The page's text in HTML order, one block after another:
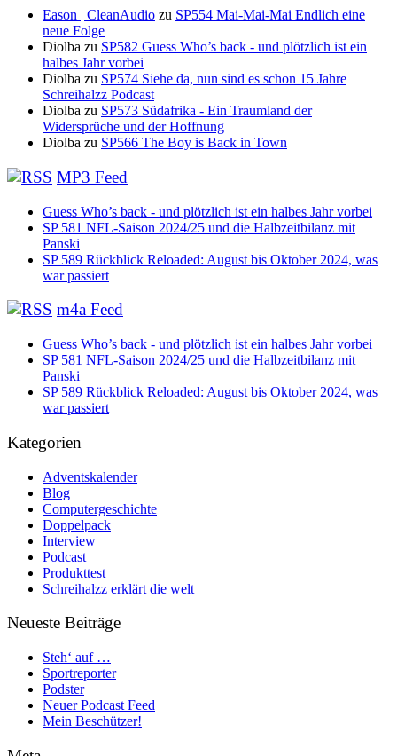
Eason | CleanAudio zu SP554 Mai-Mai-Mai Endlich eine
neue Folge
Diolba zu SP582 Guess Who’s back - und plötzlich ist ein
halbes Jahr vorbei
Diolba zu SP574 Siehe da, nun sind es schon 15 Jahre
Schreihalzz Podcast
Diolba zu SP573 Südafrika - Ein Traumland der
Widersprüche und der Hoffnung
Diolba zu SP566 The Boy is Back in Town
MP3 Feed
Guess Who’s back - und plötzlich ist ein halbes Jahr vorbei
SP 581 NFL-Saison 2024/25 und die Halbzeitbilanz mit
Panski
SP 589 Rückblick Reloaded: August bis Oktober 2024, was
war passiert
m4a Feed
Guess Who’s back - und plötzlich ist ein halbes Jahr vorbei
SP 581 NFL-Saison 2024/25 und die Halbzeitbilanz mit
Panski
SP 589 Rückblick Reloaded: August bis Oktober 2024, was
war passiert
Kategorien
Adventskalender
Blog
Computergeschichte
Doppelpack
Interview
Podcast
Produkttest
Schreihalzz erklärt die welt
Neueste Beiträge
Steh‘ auf …
Sportreporter
Podster
Neuer Podcast Feed
Mein Beschützer!